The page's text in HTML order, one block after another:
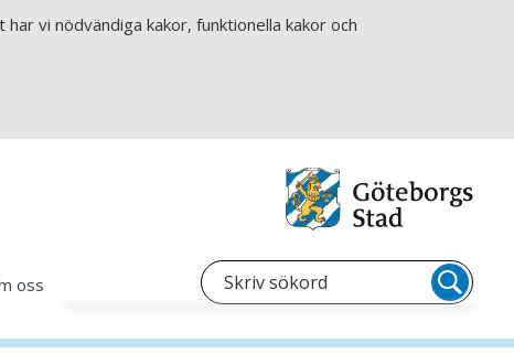
vi nödvändiga kakor, funktionella kakor och
oss